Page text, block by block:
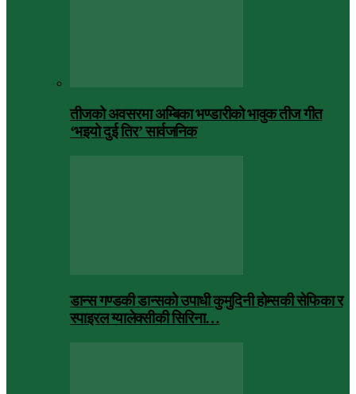
तीजको अवसरमा अम्बिका भण्डारीको भावुक तीज गीत
‘भइयो दुई तिर’ सार्वजनिक
डान्स गण्डकी डान्सको उपाधी कुमुदिनी होम्सकी सेफिका र
स्पाइरल ग्यालेक्सीकी सिरिना…